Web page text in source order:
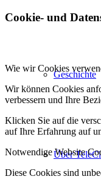
Geschichte
Über
Cookie- und
Wie wir Cookies
Wir können Cookies
verbessern und Ihre
Klicken Sie auf die
auf Ihre Erfahrung auf
Notwendige Website
Diese Cookies sind